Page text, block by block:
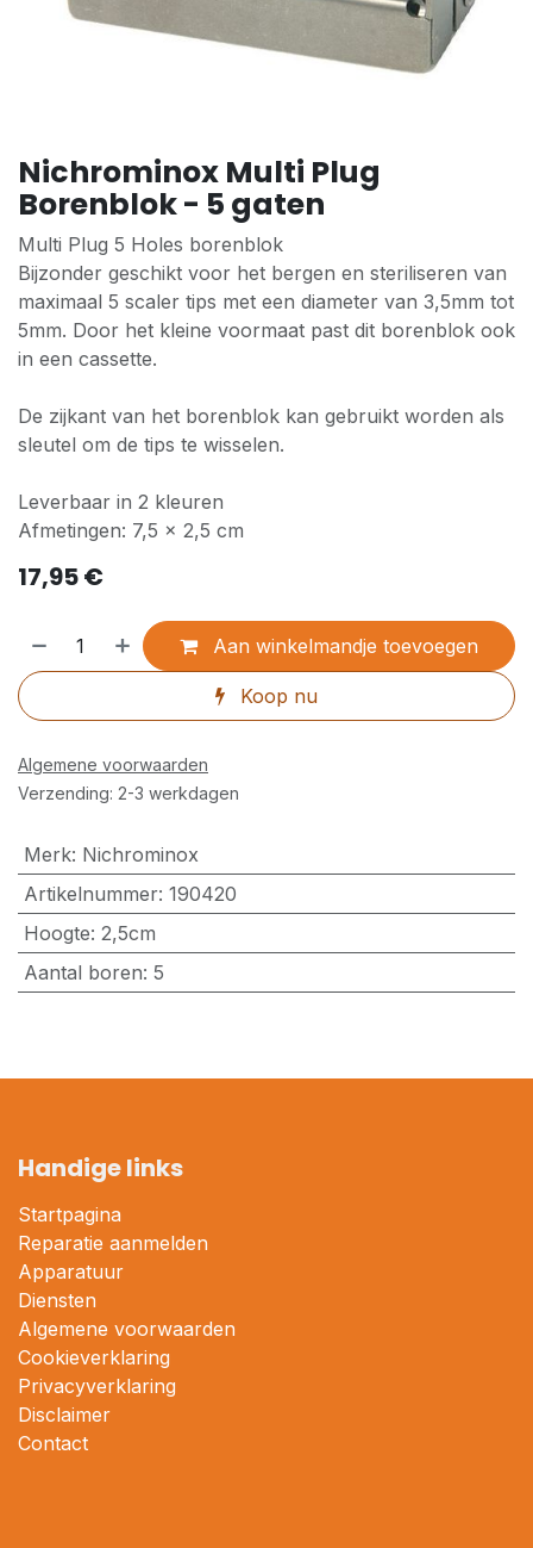
Nichrominox Multi Plug
Borenblok - 5 gaten
Multi Plug 5 Holes borenblok
Bijzonder geschikt voor het bergen en steriliseren van
maximaal 5 scaler tips met een diameter van 3,5mm tot
5mm. Door het kleine voormaat past dit borenblok ook
in een cassette.
De zijkant van het borenblok kan gebruikt worden als
sleutel om de tips te wisselen.
Leverbaar in 2 kleuren
Afmetingen: 7,5 x 2,5 cm
17,95€
Aan winkelmandje toevoegen
Koop nu
Algemene voorwaarden
Verzending: 2-3 werkdagen
Merk: Nichrominox
Artikelnummer: 190420
Hoogte: 2,5cm
Aantal boren: 5
Handige links
Startpagina
Reparatie aanmelden
Apparatuur
Diensten
Algemene voorwaarden
Cookieverklaring
Privacyverklaring
Disclaimer
Contact